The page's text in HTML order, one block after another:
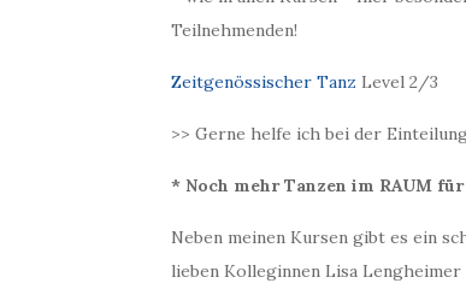
Teilnehmenden!
Zeitgenössischer Tanz Level 2/3
>> Gerne helfe ich bei der
* Noch mehr Tanzen im RAUM für
Neben meinen Kursen gibt es ein
lieben Kolleginnen Lisa